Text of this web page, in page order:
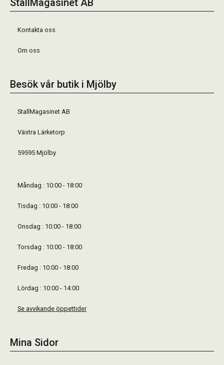
Kontakta oss
Om oss
Besök vår butik i Mjölby
StallMagasinet AB
Västra Lärketorp
59595 Mjölby
Måndag : 10:00 - 18:00
Tisdag : 10:00 - 18:00
Onsdag : 10:00 - 18:00
Torsdag : 10:00 - 18:00
Fredag : 10:00 - 18:00
Lördag : 10:00 - 14:00
Se avvikande öppettider
Mina Sidor